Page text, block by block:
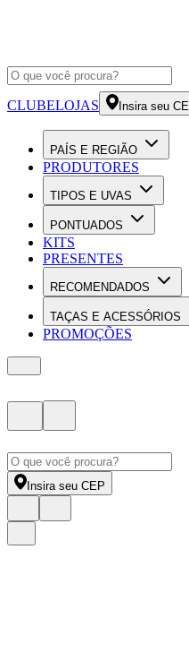
CLUBELOJAS Insira seu
PAÍS E REGIÃO
PRODUTORES
TIPOS E UVAS
PONTUADOS
KITS
PRESENTES
RECOMENDADOS
TAÇAS E ACESSÓRIOS
PROMOÇÕES
Insira seu CEP